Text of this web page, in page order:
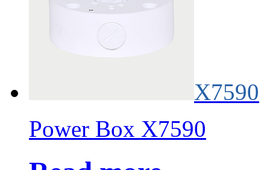
X7590
Power Box X7590